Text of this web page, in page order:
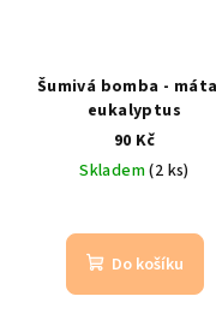
Šumivá bomba - máta a
eukalyptus
90 Kč
Skladem(2 ks)
Do košíku